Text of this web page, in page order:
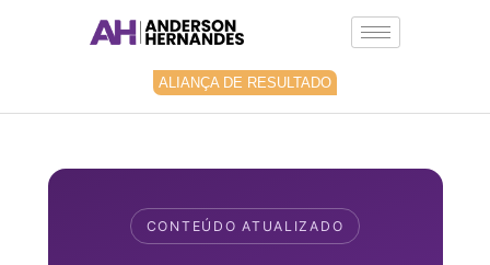
ALIANÇA DE RESULTADO
CONTEÚDO ATUALIZADO